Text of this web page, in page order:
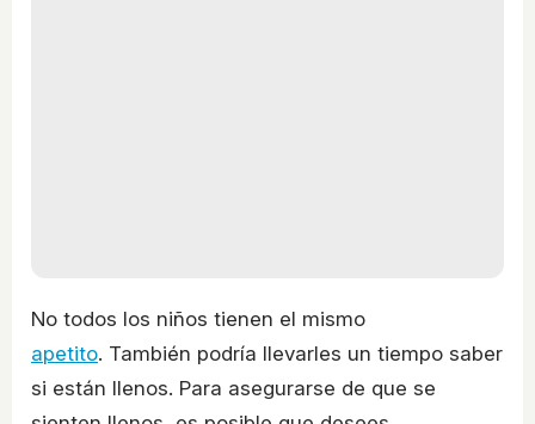
No todos los niños tienen el mismo
apetito. También podría llevarles un tiempo saber
si están llenos. Para asegurarse de que se